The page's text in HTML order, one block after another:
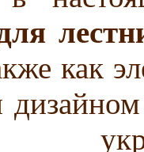
как